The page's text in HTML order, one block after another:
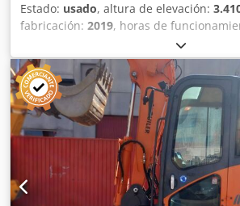
Estado: usado, altura de elevación:
fabricación: 2019, horas de
en vacío: 3.500 kg Codpfxsyn En Uj
(lxanxal): 465 x 170 x 252 cm Ubicación:
monte (Toledo) Miniexcavadora 2019
modelo Doosan DX35Z. Maquinaria
cada trabajo, activa y operativa.
transporte y ver la máquina sin
nosotros. Máx. alcance nivel suelo:
cuchara: llave de 19 mm. mecánico CE